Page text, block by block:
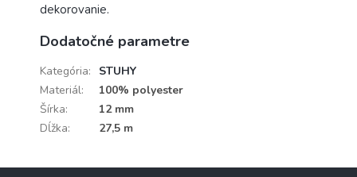
dekorovanie.
Dodatočné parametre
Kategória:
STUHY
Materiál:
100% polyester
Šírka:
12 mm
Dĺžka: 27,5 m